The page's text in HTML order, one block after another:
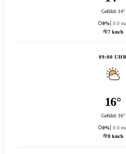
Gefühlt 14°
0%
0.0
7 km/h
09:00 UHR
16°
Gefühlt 16°
0%
0.0
8 km/h